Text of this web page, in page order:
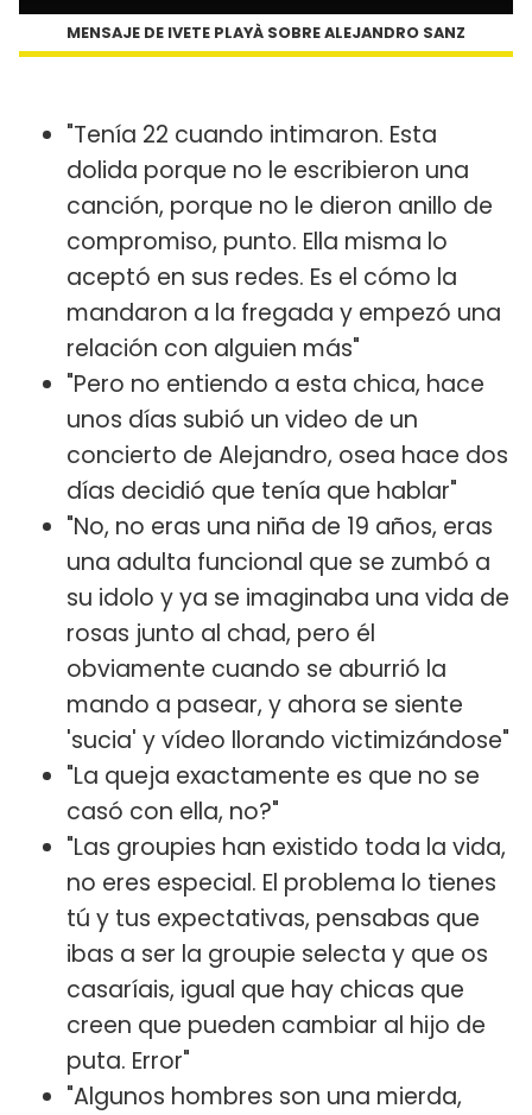
MENSAJE DE IVETE PLAYÀ SOBRE ALEJANDRO SANZ
"Tenía 22 cuando intimaron. Esta
dolida porque no le escribieron una
canción, porque no le dieron anillo de
compromiso, punto. Ella misma lo
aceptó en sus redes. Es el cómo la
mandaron a la fregada y empezó una
relación con alguien más"
"Pero no entiendo a esta chica, hace
unos días subió un video de un
concierto de Alejandro, osea hace dos
días decidió que tenía que hablar"
"No, no eras una niña de 19 años, eras
una adulta funcional que se zumbó a
su idolo y ya se imaginaba una vida de
rosas junto al chad, pero él
obviamente cuando se aburrió la
mando a pasear, y ahora se siente
'sucia' y vídeo llorando victimizándose"
"La queja exactamente es que no se
casó con ella, no?"
"Las groupies han existido toda la vida,
no eres especial. El problema lo tienes
tú y tus expectativas, pensabas que
ibas a ser la groupie selecta y que os
casaríais, igual que hay chicas que
creen que pueden cambiar al hijo de
puta. Error"
"Algunos hombres son una mierda,